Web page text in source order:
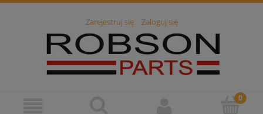
Zarejestruj się Zaloguj się